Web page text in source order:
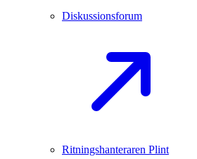
Diskussionsforum
Ritningshanteraren Plint